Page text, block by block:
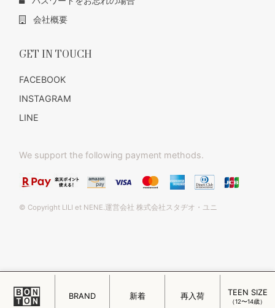
BRAND 新着 再入荷 TEEN SIZE
（12〜14歳）
会社概要
GET IN TOUCH
FACEBOOK
INSTAGRAM
LINE
We support the following payment methods.
© Copyright LILI et NENE.運営会社 株式会社スタヂオ・ユニ
このページをPC用に切り替え